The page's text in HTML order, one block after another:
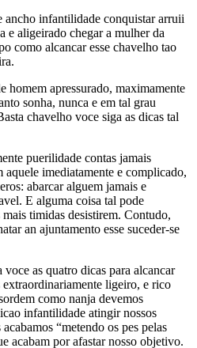
ancho infantilidade conquistar arruii
e aligeirado chegar a mulher da
como alcancar esse chavelho tao
homem apressurado, maximamente
sonha, nunca e em tal grau
chavelho voce siga as dicas tal
puerilidade contas jamais
imediatamente e complicado,
abarcar alguem jamais e
E alguma coisa tal pode
timidas desistirem. Contudo,
an ajuntamento esse suceder-se
as quatro dicas para alcancar
extraordinariamente ligeiro, e rico
como nanja devemos
infantilidade atingir nossos
“metendo os pes pelas
acabam por afastar nosso objetivo.